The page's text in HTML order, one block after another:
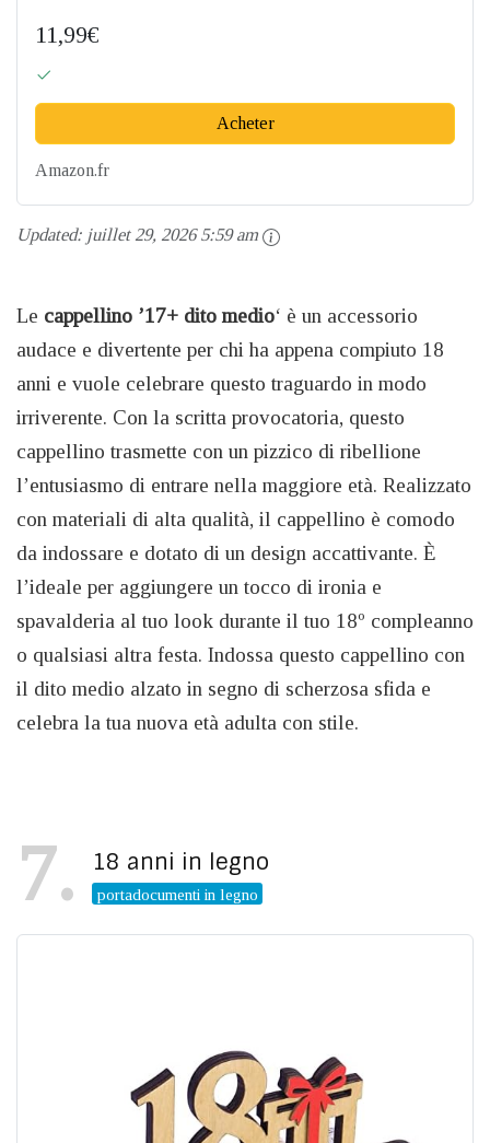
11,99€
Acheter
Amazon.fr
Updated: juillet 29, 2026 5:59 am
Le cappellino ’17+ dito medio‘ è un accessorio
audace e divertente per chi ha appena compiuto 18
anni e vuole celebrare questo traguardo in modo
irriverente. Con la scritta provocatoria, questo
cappellino trasmette con un pizzico di ribellione
l’entusiasmo di entrare nella maggiore età. Realizzato
con materiali di alta qualità, il cappellino è comodo
da indossare e dotato di un design accattivante. È
l’ideale per aggiungere un tocco di ironia e
spavalderia al tuo look durante il tuo 18º compleanno
o qualsiasi altra festa. Indossa questo cappellino con
il dito medio alzato in segno di scherzosa sfida e
celebra la tua nuova età adulta con stile.
7 18 anni in legno
portadocumenti in legno